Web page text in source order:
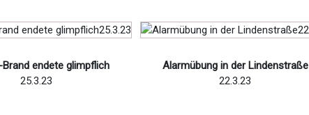
endete glimpflich
25.3.23
Alarmübung in der Lindenstraße
22.3.23